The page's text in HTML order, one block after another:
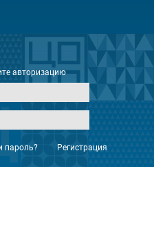
авторизацию
пароль? Регистрация